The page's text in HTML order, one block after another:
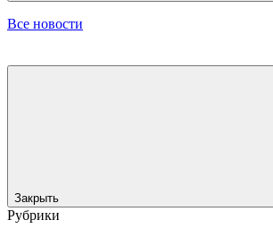
Все новости
Закрыть
Рубрики